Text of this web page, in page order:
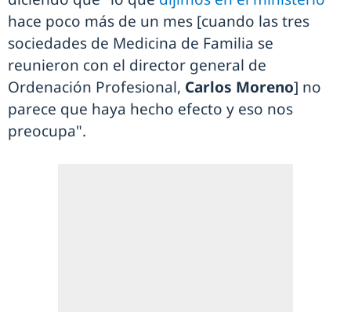
hace poco más de un mes [cuando las tres
sociedades de Medicina de Familia se
reunieron con el director general de
Ordenación Profesional, Carlos Moreno] no
parece que haya hecho efecto y eso nos
preocupa".